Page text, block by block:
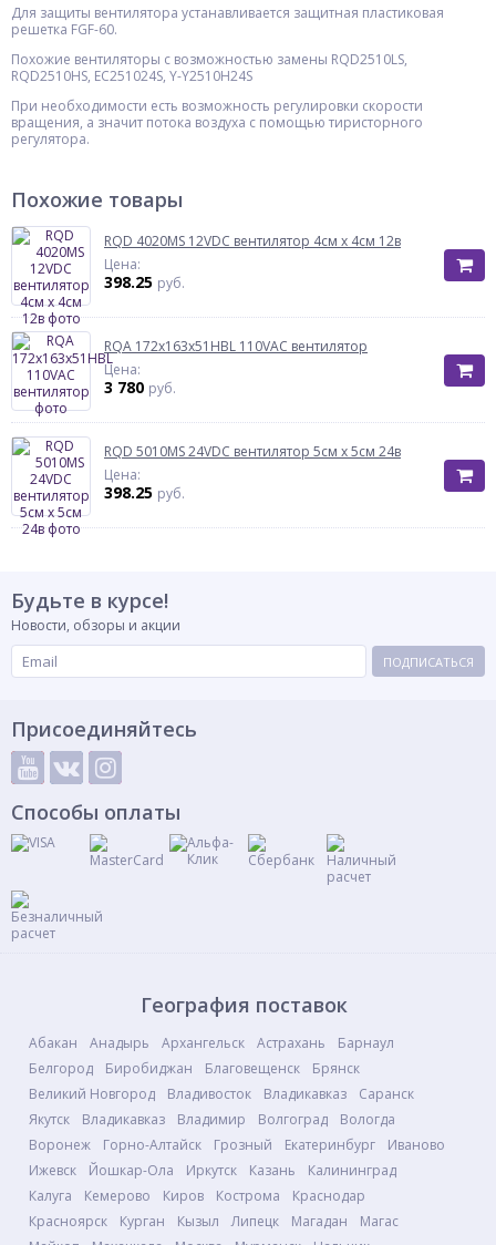
Для защиты вентилятора устанавливается защитная пластиковая
решетка FGF-60.
Похожие вентиляторы с возможностью замены RQD2510LS,
RQD2510HS, EC251024S, Y-Y2510H24S
При необходимости есть возможность регулировки скорости
вращения, а значит потока воздуха с помощью тиристорного
регулятора.
Похожие товары
RQD 4020MS 12VDC вентилятор 4см х 4см 12в
Цена:
398.25 руб.
RQA 172x163x51HBL 110VAC вентилятор
Цена:
3 780 руб.
RQD 5010MS 24VDC вентилятор 5см х 5см 24в
Цена:
398.25 руб.
Будьте в курсе!
Новости, обзоры и акции
ПОДПИСАТЬСЯ
Присоединяйтесь
Способы оплаты
География поставок
Абакан Анадырь Архангельск Астрахань
Барнаул
Белгород
Биробиджан Благовещенск
Брянск
Великий Новгород
Владивосток Владикавказ
Саранск
Якутск
Владикавказ Владимир Волгоград
Вологда
Воронеж
Горно-Алтайск Грозный Екатеринбург
Иваново
Ижевск
Йошкар-Ола Иркутск Казань
Калининград
Калуга
Кемерово Киров Кострома
Краснодар
Красноярск
Курган Кызыл Липецк Магадан
Магас